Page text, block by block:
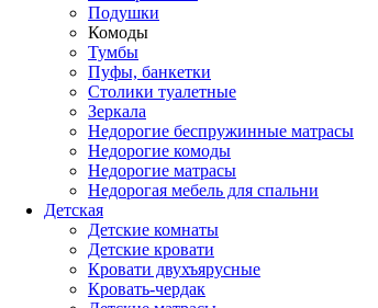
Подушки
Комоды
Тумбы
Пуфы, банкетки
Столики туалетные
Зеркала
Недорогие беспружинные матрасы
Недорогие комоды
Недорогие матрасы
Недорогая мебель для спальни
Детская
Детские комнаты
Детские кровати
Кровати двухъярусные
Кровать-чердак